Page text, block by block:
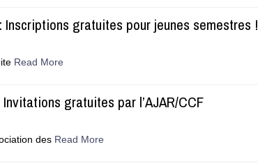
Inscriptions gratuites pour jeunes semestres !
Read More
gratuites par l’AJAR/CCF
des Read More